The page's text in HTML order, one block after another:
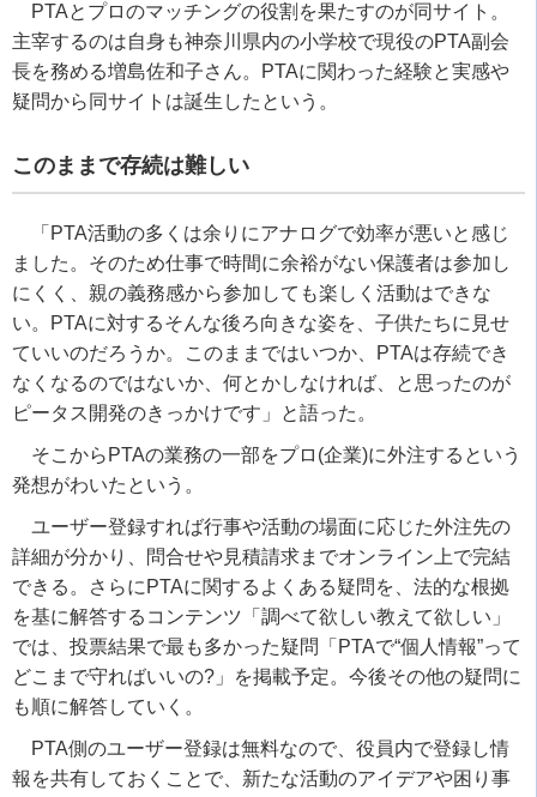
PTAとプロのマッチングの役割を果たすのが同サイト。
主宰するのは自身も神奈川県内の小学校で現役のPTA副会
長を務める増島佐和子さん。PTAに関わった経験と実感や
疑問から同サイトは誕生したという。
このままで存続は難しい
「PTA活動の多くは余りにアナログで効率が悪いと感じ
ました。そのため仕事で時間に余裕がない保護者は参加し
にくく、親の義務感から参加しても楽しく活動はできな
い。PTAに対するそんな後ろ向きな姿を、子供たちに見せ
ていいのだろうか。このままではいつか、PTAは存続でき
なくなるのではないか、何とかしなければ、と思ったのが
ピータス開発のきっかけです」と語った。
そこからPTAの業務の一部をプロ(企業)に外注するという
発想がわいたという。
ユーザー登録すれば行事や活動の場面に応じた外注先の
詳細が分かり、問合せや見積請求までオンライン上で完結
できる。さらにPTAに関するよくある疑問を、法的な根拠
を基に解答するコンテンツ「調べて欲しい教えて欲しい」
では、投票結果で最も多かった疑問「PTAで“個人情報”って
どこまで守ればいいの?」を掲載予定。今後その他の疑問に
も順に解答していく。
PTA側のユーザー登録は無料なので、役員内で登録し情
報を共有しておくことで、新たな活動のアイデアや困り事